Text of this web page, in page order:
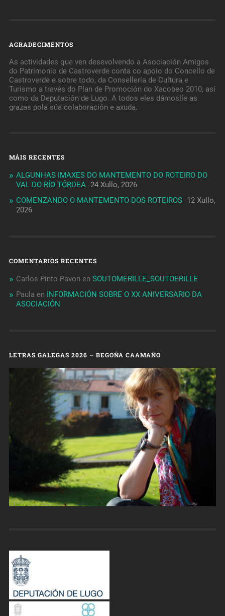
AGRADECIMENTOS
As actividades que ven desevolvendo a Asociación Amigos
do Patrimonio de Castroverde conta co apoio do Concello de
Castroverde e sobre todo, da Consellería de Cultura e
Turismo a través do Plan de Promoción do Xacobeo 2010, así
como da Deputación de Lugo. A todos eles dámoslle as
grazas pola súa colaboración e axuda.
MÁIS RECENTES
ALGUNHAS IMAXES DO MANTEMENTO DO ROTEIRO DO
VAL DO RÍO TÓRDEA 24 Xullo, 2026
COMENZANDO O MANTEMENTO DOS ROTEIROS 12 Xullo,
2026
COMENTARIOS RECENTES
Carlos Pinto Pavon en SOUTOMERILLE_SOUTOERILLE
Paula en
INFORMACIÓN SOBRE O XX ANIVERSARIO DA
ASOCIACIÓN
LETRAS GALEGAS 2026 – BEGOÑA CAAMAÑO